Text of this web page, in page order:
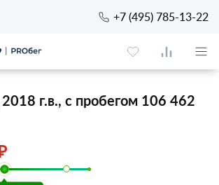
+7 (495) 785-13-22
г.в., с пробегом 106 462